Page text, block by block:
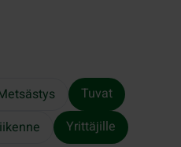
Tuvat
Yrittäjille